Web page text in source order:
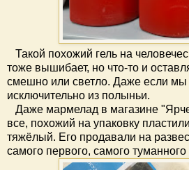
Такой похожий гель на
тоже вышибает, но что-то и
смешно или светло. Даже если мы
исключительно из полыньи.
Даже мармелад в магазине
все, похожий на упаковку
тяжёлый. Его продавали на
самого первого, самого туманного